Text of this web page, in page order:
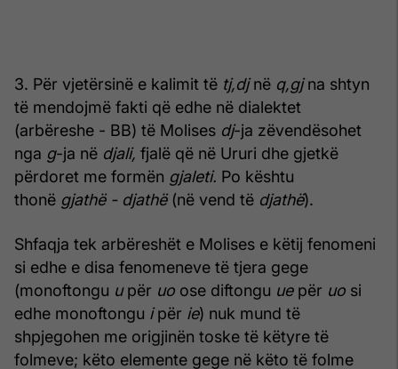
3. Për vjetërsinë e kalimit të tj,djnë q,gjna shtyn
të mendojmë fakti që edhe në dialektet
(arbëreshe - BB) të Molises dj-ja zëvendësohet
nga g-ja në djali, fjalë që në Ururi dhe gjetkë
përdoret me formën gjaleti. Po kështu
thonë gjathë - djathë (në vend të djathë).
Shfaqja tek arbëreshët e Molises e këtij fenomeni
si edhe e disa fenomeneve të tjera gege
(monoftongu upër uo ose diftongu uepër uo si
edhe monoftongu ipër ie) nuk mund të
shpjegohen me origjinën toske të këtyre të
folmeve; këto elemente gege në këto të folme